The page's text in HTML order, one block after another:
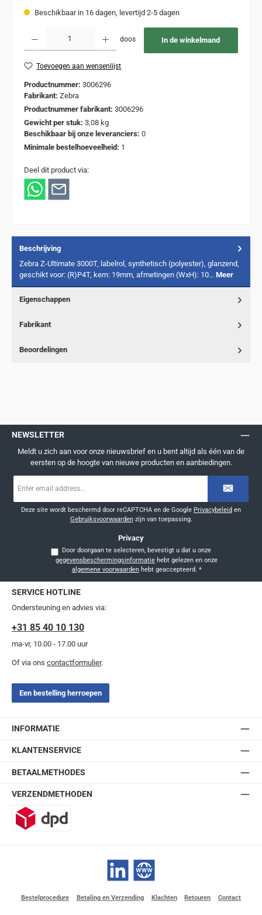
Beschikbaar in 16 dagen, levertijd 2-5 dagen
doos In de winkelmand
Toevoegen aan wensenlijst
Productnummer: 3006296
Fabrikant: Zebra
Productnummer fabrikant: 3006296
Gewicht per stuk: 3,08 kg
Beschikbaar bij onze leveranciers: 0
Minimale bestelhoeveelheid: 1
Deel dit product via:
Beschrijving
Zebra Z-Ultimate 3000T, labelrol, synthetisch (polyester), glanzend,
geschikt voor: (R)P4T, kern: 19mm, afmetingen (WxH): 10… Meer
Eigenschappen
Fabrikant
Beoordelingen
NEWSLETTER
Meldt u zich aan voor onze nieuwsbrief en u bent altijd als één van de
eersten op de hoogte van nieuwe producten en aanbiedingen.
mailadres
Deze site wordt beschermd door reCAPTCHA en de Google Privacybeleid en
Gebruiksvoorwaardenzijn van toepassing.
Privacy
Door doorgaan te selecteren, bevestigt u dat u onze
gegevensbeschermingsinformatie
algemene voorwaardenhebt geaccepteerd. *
SERVICE HOTLINE
Ondersteuning en advies via:
+31 85 40 10 130
ma-vr, 10.00 - 17.00 uur
Of via ons contactformulier.
Een bestelling herroepen
INFORMATIE
KLANTENSERVICE
BETAALMETHODES
VERZENDMETHODEN
LinkedIn Website
Bestelprocedure Betaling en Verzending Klachten Retouren Contact